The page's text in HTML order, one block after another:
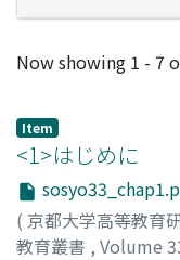
Recent
Now showing 1 - 7
Item
<1>はじめに
( 京都大学高等教育
教育叢書 , Volume